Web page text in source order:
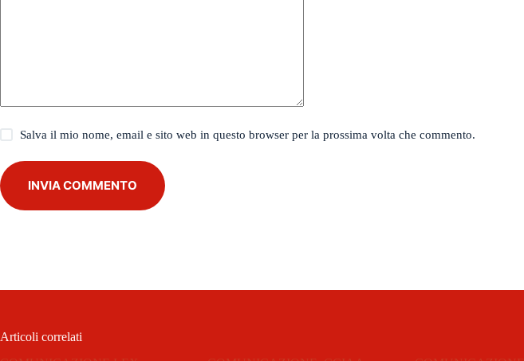
Salva il mio nome, email e sito web in questo browser per la prossima volta che commento.
INVIA COMMENTO
Articoli correlati